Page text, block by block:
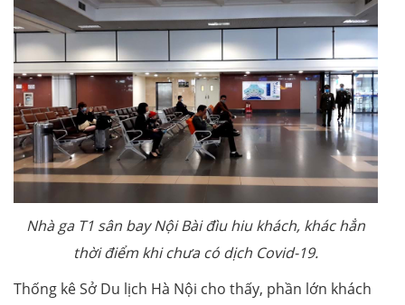
Nhà ga T1 sân bay Nội Bài đìu hiu khách, khác hẳn
thời điểm khi chưa có dịch Covid-19.
Thống kê Sở Du lịch Hà Nội cho thấy, phần lớn khách